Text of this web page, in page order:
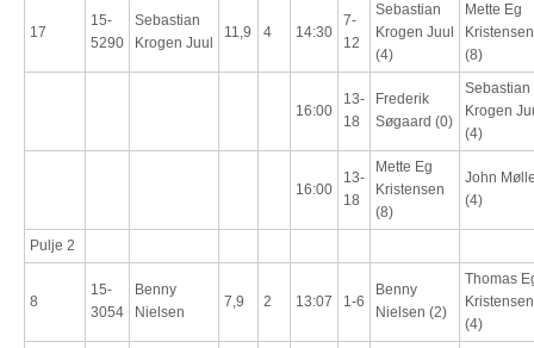
17
15-
5290
Sebastian
Krogen Juul
11,9 4 14:30
7-
12
Sebastian
Krogen Juul
(4)
Mette Eg
Kristensen
(8)
16:00
13-
18
Frederik
Søgaard (0)
Sebastian
Krogen
(4)
16:00
13-
18
Mette Eg
Kristensen
(8)
John
(4)
Pulje 2
8
15-
3054
Benny
Nielsen
7,9 2 13:07 1-6
Benny
Nielsen (2)
Thomas
Kristensen
(4)